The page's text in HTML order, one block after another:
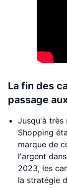
La fin des
passage
Jusqu'à très
Shopping
marque de
l'argent
2023, les
la stratégie